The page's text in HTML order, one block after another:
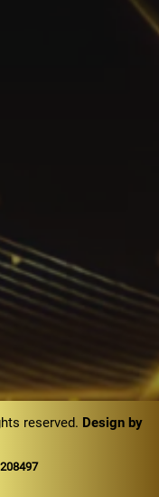
reserved. Design by
208497